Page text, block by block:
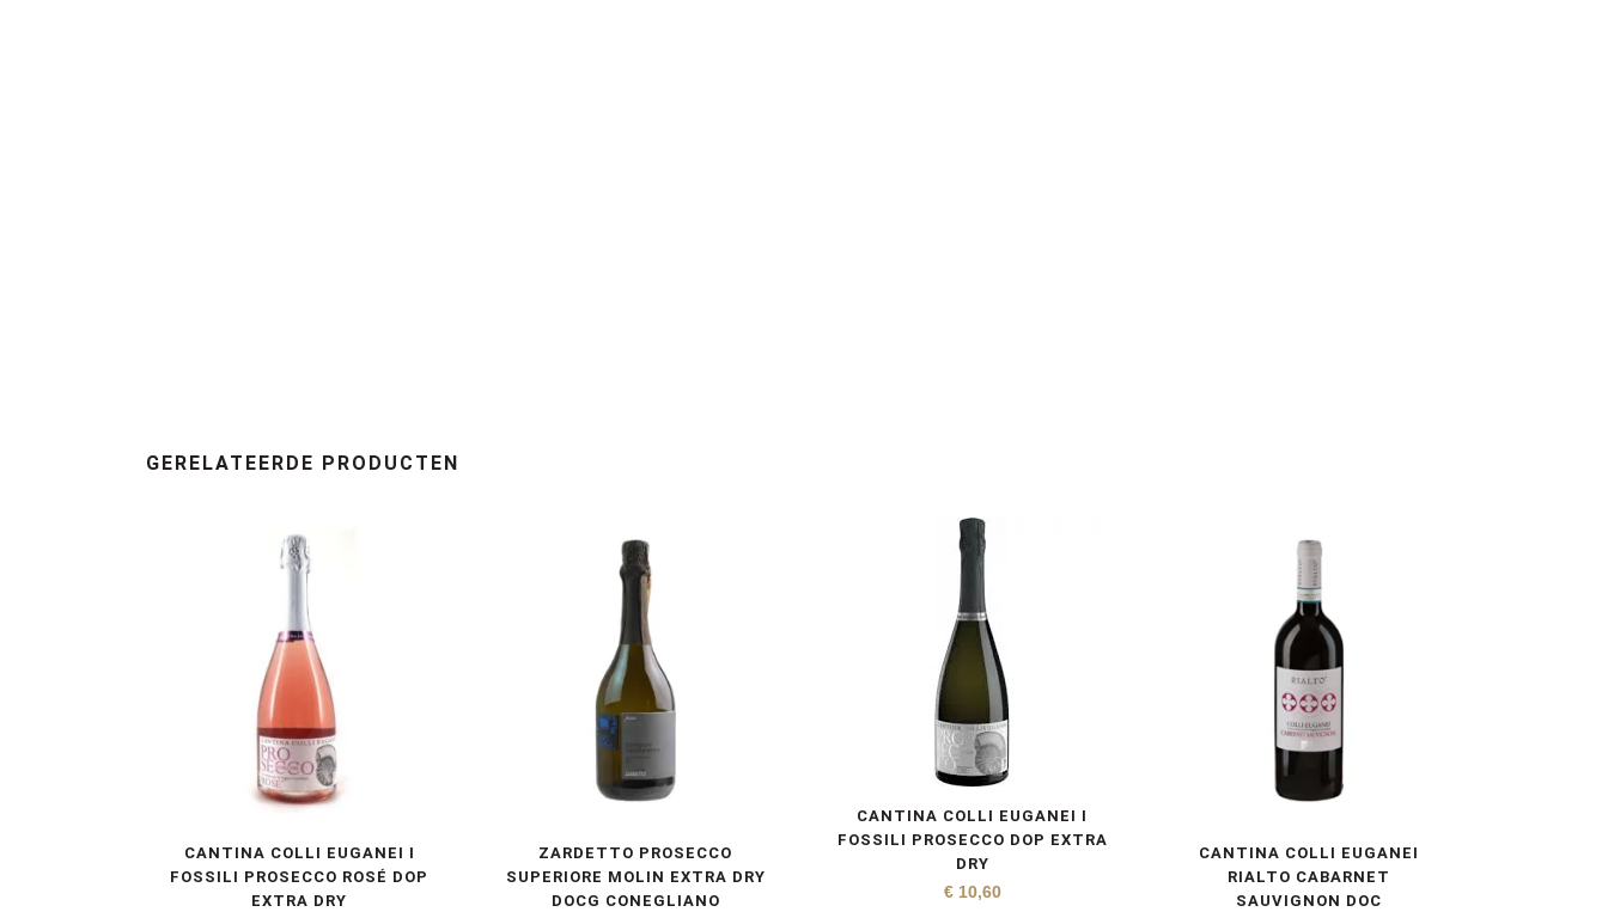
GERELATEERDE PRODUCTEN
CANTINA COLLI EUGANEI I
FOSSILI PROSECCO ROSÉ DOP
EXTRA DRY
ZARDETTO PROSECCO
SUPERIORE MOLIN EXTRA DRY
DOCG CONEGLIANO
CANTINA COLLI EUGANEI I
FOSSILI PROSECCO DOP EXTRA
DRY
€10,60
CANTINA COLLI EUGANEI
RIALTO CABARNET
SAUVIGNON DOC